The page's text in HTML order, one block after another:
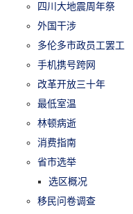
四川大地震周年祭
外国干涉
多伦多市政员工罢工
手机携号跨网
改革开放三十年
最低室温
林顿病逝
消费指南
省市选举
选区概况
移民问卷调查